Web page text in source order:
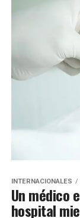
INTERNACIONALES
Un médico
hospital